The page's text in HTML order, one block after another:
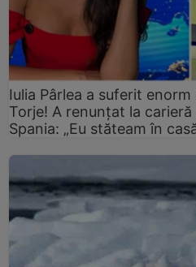
Iulia Pârlea a suferit
Torje! A renunțat la
Spania: „Eu stăteam în